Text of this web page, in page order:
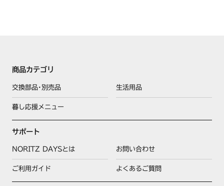
N2WS7PWAS6STE LPG
商品カテゴリ
交換部品･別売品 生活用品
暮し応援メニュー
サポート
NORITZ DAYSとは お問い合わせ
ご利用ガイド よくあるご質問